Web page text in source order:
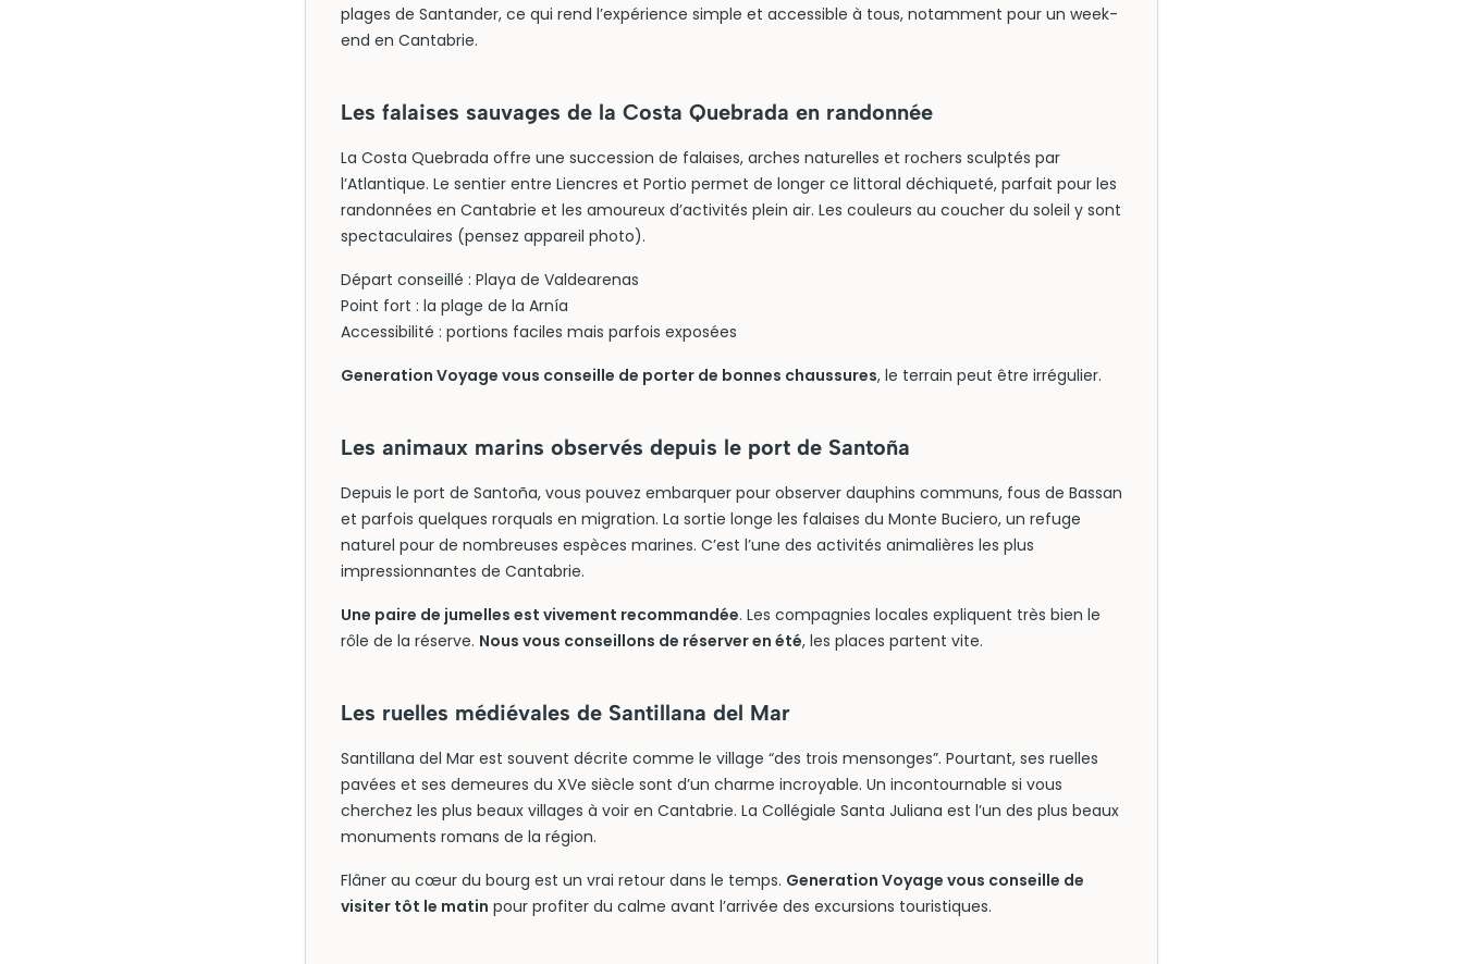
plages de Santander, ce qui rend l’expérience simple et accessible à tous, notamment pour un week-
end en Cantabrie.
Les falaises sauvages de la Costa Quebrada en randonnée
La Costa Quebrada offre une succession de falaises, arches naturelles et rochers sculptés par
l’Atlantique. Le sentier entre Liencres et Portio permet de longer ce littoral déchiqueté, parfait pour les
randonnées en Cantabrie et les amoureux d’activités plein air. Les couleurs au coucher du soleil y sont
spectaculaires (pensez appareil photo).
Départ conseillé : Playa de Valdearenas
Point fort : la plage de la Arnía
Accessibilité : portions faciles mais parfois exposées
Generation Voyage vous conseille de porter de bonnes chaussures, le terrain peut être irrégulier.
Les animaux marins observés depuis le port de Santoña
Depuis le port de Santoña, vous pouvez embarquer pour observer dauphins communs, fous de Bassan
et parfois quelques rorquals en migration. La sortie longe les falaises du Monte Buciero, un refuge
naturel pour de nombreuses espèces marines. C’est l’une des activités animalières les plus
impressionnantes de Cantabrie.
Une paire de jumelles est vivement recommandée. Les compagnies locales expliquent très bien le
rôle de la réserve. Nous vous conseillons de réserver en été, les places partent vite.
Les ruelles médiévales de Santillana del Mar
Santillana del Mar est souvent décrite comme le village “des trois mensonges”. Pourtant, ses ruelles
pavées et ses demeures du XVe siècle sont d’un charme incroyable. Un incontournable si vous
cherchez les plus beaux villages à voir en Cantabrie. La Collégiale Santa Juliana est l’un des plus beaux
monuments romans de la région.
Flâner au cœur du bourg est un vrai retour dans le temps. Generation Voyage vous conseille de
visiter tôt le matin pour profiter du calme avant l’arrivée des excursions touristiques.